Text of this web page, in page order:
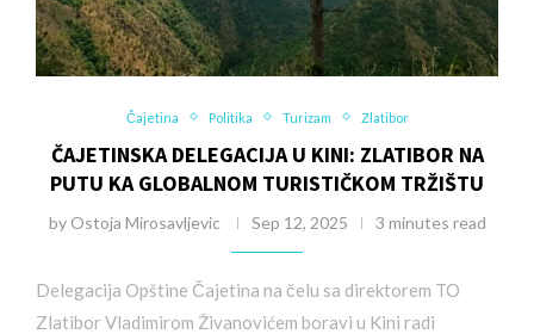
Čajetina Politika Turizam Zlatibor
ČAJETINSKA DELEGACIJA U KINI: ZLATIBOR NA
PUTU KA GLOBALNOM TURISTIČKOM TRŽIŠTU
by Ostoja Mirosavljevic Sep 12, 2025 3 minutes read
Delegacija Opštine Čajetina na čelu sa direktorem TO
Zlatibor Vladimirom Živanovićem boravi u Kini radi